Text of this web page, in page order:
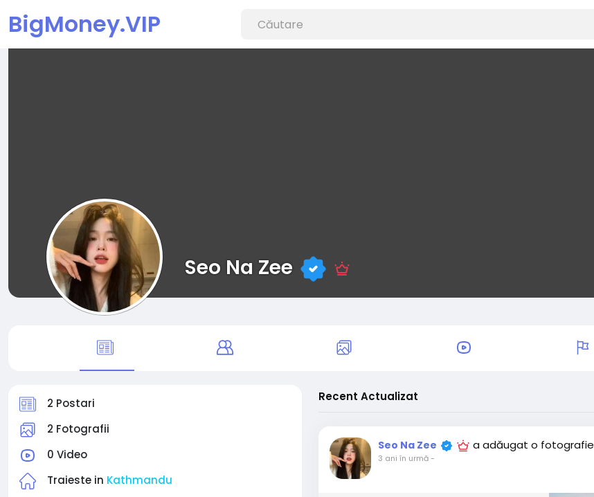
BigMoney.VIP
Seo Na Zee
2 Postari
2 Fotografii
0 Video
Traieste in Kathmandu
Recent Actualizat
Seo Na Zee a adăugat o fotografie
3 ani în urmă-